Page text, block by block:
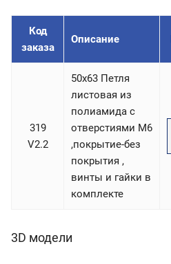
Код
заказа
Описание
319
V2.2
50х63 Петля
листовая из
полиамида с
отверстиями М6
,покрытие-без
покрытия ,
винты и гайки в
комплекте
3D модели